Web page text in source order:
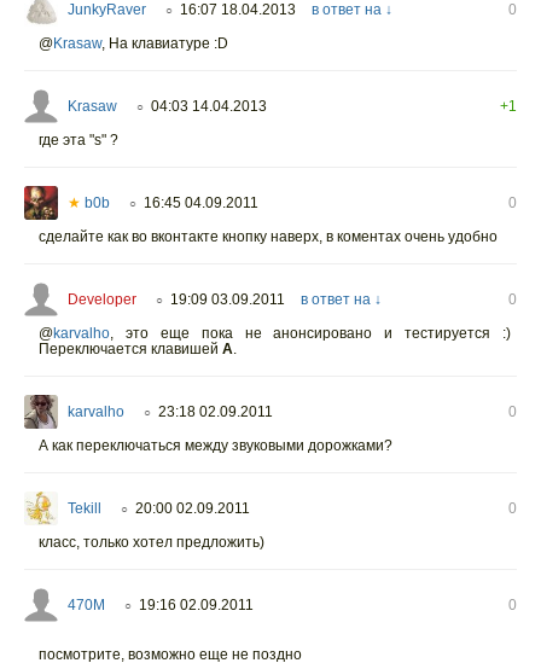
JunkyRaver ○ 16:07 18.04.2013 в ответ на ↓
0
@Krasaw, На клавиатуре :D
Krasaw ○ 04:03 14.04.2013
+1
где эта "s" ?
★ b0b ○ 16:45 04.09.2011
0
сделайте как во вконтакте кнопку наверх, в коментах очень удобно
Developer ○ 19:09 03.09.2011 в ответ на ↓
0
@karvalho, это еще пока не анонсировано и тестируется :)
Переключается клавишей A.
karvalho ○ 23:18 02.09.2011
0
А как переключаться между звуковыми дорожками?
Tekill ○ 20:00 02.09.2011
0
класс, только хотел предложить)
470M ○ 19:16 02.09.2011 0
посмотрите, возможно еще не поздно